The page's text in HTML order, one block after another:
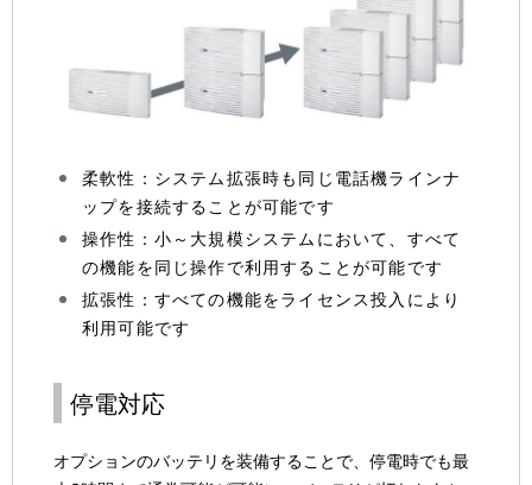
柔軟性：システム拡張時も同じ電話機ラインナ
ップを接続することが可能です
操作性：小～大規模システムにおいて、すべて
の機能を同じ操作で利用することが可能です
拡張性：すべての機能をライセンス投入により
利用可能です
停電対応
オプションのバッテリを装備することで、停電時でも最